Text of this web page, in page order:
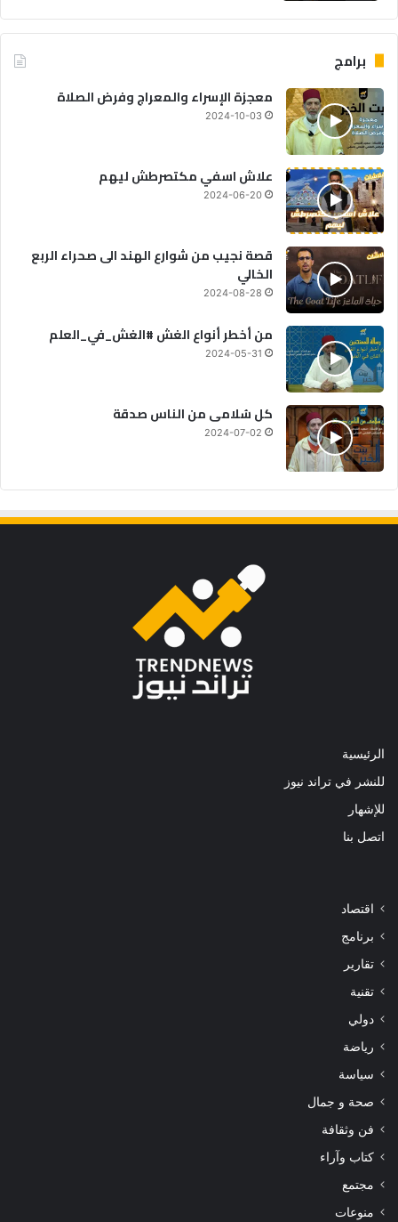
برامج
معجزة الإسراء والمعراج وفرض الصلاة
2024-10-03
علاش اسفي مكتصرطش ليهم
2024-06-20
قصة نجيب من شوارع الهند الى صحراء الربع
الخالي
2024-08-28
من أخطر أنواع الغش #الغش_في_العلم
2024-05-31
كل سُلامى من الناس صدقة
2024-07-02
الرئيسية
للنشر في تراند نيوز
للإشهار
اتصل بنا
اقتصاد
برنامج
تقارير
تقنية
دولي
رياضة
سياسة
صحة و جمال
فن وثقافة
كتاب وآراء
مجتمع
منوعات